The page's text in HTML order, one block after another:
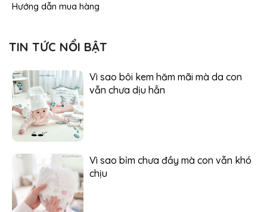
Hướng dẫn mua hàng
TIN TỨC NỔI BẬT
Vì sao bôi kem hăm mãi mà da con
vẫn chưa dịu hẳn
Vì sao bỉm chưa đầy mà con vẫn khó
chịu